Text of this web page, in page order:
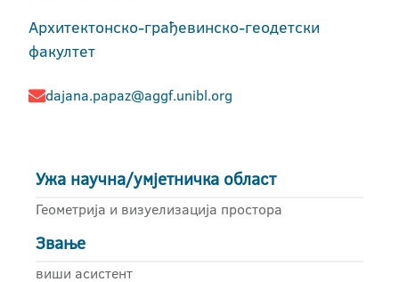
Архитектонско-грађевинско-геодетски
факултет
dajana.papaz@aggf.unibl.org
Ужа научна/умјетничка област
Геометрија и визуелизација простора
Звање
виши асистент